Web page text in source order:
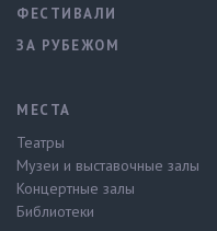
ФЕСТИВАЛИ
ЗА РУБЕЖОМ
МЕСТА
Театры
Музеи и выставочные залы
Концертные залы
Библиотеки